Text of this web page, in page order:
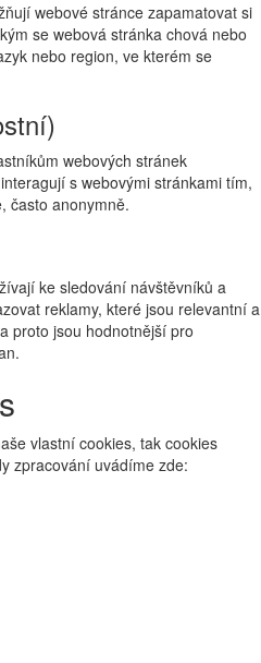
webové stránce zapamatovat si
se webová stránka chová nebo
nebo region, ve kterém se
webových stránek
s webovými stránkami tím,
často anonymně.
ke sledování návštěvníků a
reklamy, které jsou relevantní a
proto jsou hodnotnější pro
vlastní cookies, tak cookies
zpracování uvádíme zde: